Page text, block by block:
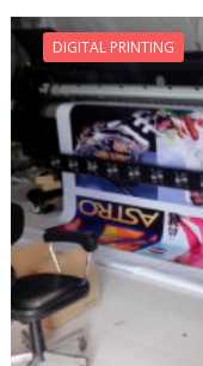
DIGITAL PRINTING